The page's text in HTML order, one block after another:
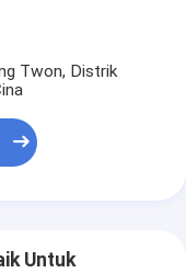
Twon, Distrik
Untuk